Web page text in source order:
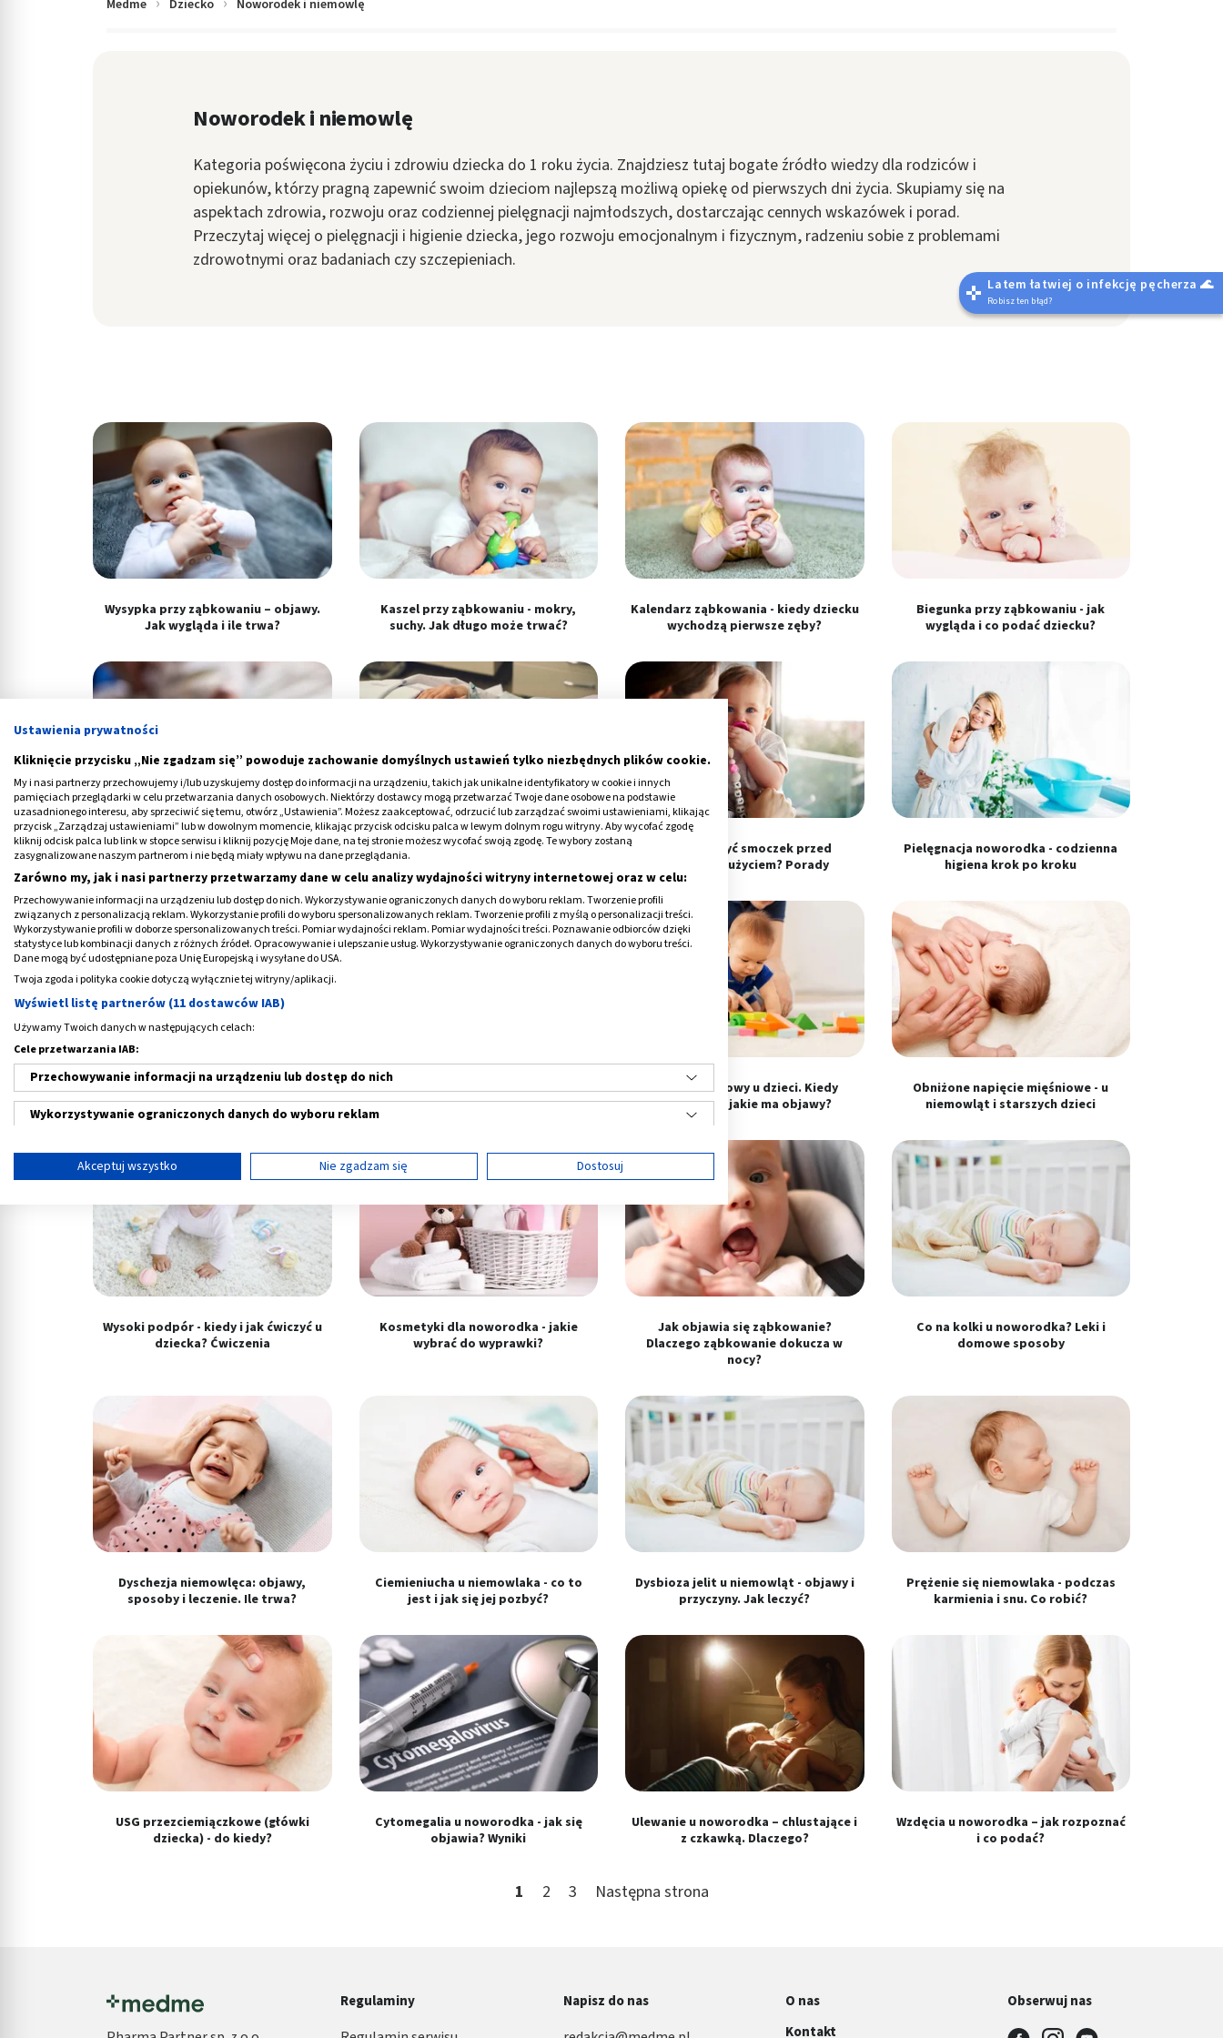
Medme Dziecko Noworodek i niemowlę
Noworodek i niemowlę
Kategoria poświęcona życiu i zdrowiu dziecka do 1 roku życia. Znajdziesz tutaj bogate źródło wiedzy dla rodziców i
opiekunów, którzy pragną zapewnić swoim dzieciom najlepszą możliwą opiekę od pierwszych dni życia. Skupiamy się na
aspektach zdrowia, rozwoju oraz codziennej pielęgnacji najmłodszych, dostarczając cennych wskazówek i porad.
Przeczytaj więcej o pielęgnacji i higienie dziecka, jego rozwoju emocjonalnym i fizycznym, radzeniu sobie z problemami
zdrowotnymi oraz badaniach czy szczepieniach.
Wysypka przy ząbkowaniu – objawy.
Jak wygląda i ile trwa?
Kaszel przy ząbkowaniu - mokry,
suchy. Jak długo może trwać?
Kalendarz ząbkowania - kiedy dziecku
wychodzą pierwsze zęby?
Biegunka przy ząbkowaniu - jak
wygląda i co podać dziecku?
Skala Apgar - co ocenia i co oznaczają
punkty? Interpretacja
Kangurowanie - na czym polega
kontakt skóra do skóry?
Jak wyparzyć smoczek przed
pierwszym użyciem? Porady
Pielęgnacja noworodka - codzienna
higiena krok po kroku
Wzmożone napięcie mięśniowe - kiedy
mija? Objawy i ćwiczenia
Ciemiączko - zapadnięte i wypukłe.
Kiedy zarasta?
Skok rozwojowy u dzieci. Kiedy
występuje i jakie ma objawy?
Obniżone napięcie mięśniowe - u
niemowląt i starszych dzieci
Wysoki podpór - kiedy i jak ćwiczyć u
dziecka? Ćwiczenia
Kosmetyki dla noworodka - jakie
wybrać do wyprawki?
Jak objawia się ząbkowanie?
Dlaczego ząbkowanie dokucza w
nocy?
Co na kolki u noworodka? Leki i
domowe sposoby
Dyschezja niemowlęca: objawy,
sposoby i leczenie. Ile trwa?
Ciemieniucha u niemowlaka - co to
jest i jak się jej pozbyć?
Dysbioza jelit u niemowląt - objawy i
przyczyny. Jak leczyć?
Prężenie się niemowlaka - podczas
karmienia i snu. Co robić?
USG przezciemiączkowe (główki
dziecka) - do kiedy?
Cytomegalia u noworodka - jak się
objawia? Wyniki
Ulewanie u noworodka – chlustające i
z czkawką. Dlaczego?
Wzdęcia u noworodka – jak rozpoznać
i co podać?
1 2 3 Następna strona
Regulaminy Napisz do nas
O nas
Kontakt
Obserwuj nas
Latem łatwiej o infekcję pęcherza 🌊
Robisz ten błąd?
Ustawienia prywatności
Kliknięcie przycisku „Nie zgadzam się” powoduje zachowanie domyślnych ustawień tylko niezbędnych plików cookie.
My i nasi partnerzy przechowujemy i/lub uzyskujemy dostęp do informacji na urządzeniu, takich jak unikalne identyfikatory w cookie i innych
pamięciach przeglądarki w celu przetwarzania danych osobowych. Niektórzy dostawcy mogą przetwarzać Twoje dane osobowe na podstawie
uzasadnionego interesu, aby sprzeciwić się temu, otwórz „Ustawienia”. Możesz zaakceptować, odrzucić lub zarządzać swoimi ustawieniami, klikając
przycisk „Zarządzaj ustawieniami” lub w dowolnym momencie, klikając przycisk odcisku palca w lewym dolnym rogu witryny. Aby wycofać zgodę
kliknij odcisk palca lub link w stopce serwisu i kliknij pozycję Moje dane, na tej stronie możesz wycofać swoją zgodę. Te wybory zostaną
zasygnalizowane naszym partnerom i nie będą miały wpływu na dane przeglądania.
Zarówno my, jak i nasi partnerzy przetwarzamy dane w celu analizy wydajności witryny internetowej oraz w celu:
Przechowywanie informacji na urządzeniu lub dostęp do nich. Wykorzystywanie ograniczonych danych do wyboru reklam. Tworzenie profili
związanych z personalizacją reklam. Wykorzystanie profili do wyboru spersonalizowanych reklam. Tworzenie profili z myślą o personalizacji treści.
Wykorzystywanie profili w doborze spersonalizowanych treści. Pomiar wydajności reklam. Pomiar wydajności treści. Poznawanie odbiorców dzięki
statystyce lub kombinacji danych z różnych źródeł. Opracowywanie i ulepszanie usług. Wykorzystywanie ograniczonych danych do wyboru treści.
Dane mogą być udostępniane poza Unię Europejską i wysyłane do USA.
Twoja zgoda i polityka cookie dotyczą wyłącznie tej witryny/aplikacji.
Wyświetl listę partnerów (11 dostawców IAB)
Używamy Twoich danych w następujących celach:
Cele przetwarzania IAB:
Przechowywanie informacji na urządzeniu lub dostęp do nich
Wykorzystywanie ograniczonych danych do wyboru reklam
Tworzenie profili w celu spersonalizowanych reklam
Tworzenie profili w celu personalizacji treści
Wykorzystywanie profili w celu doboru spersonalizowanych treści
Pomiar efektywności reklam
Pomiar efektywności treści
Wykorzystywanie ograniczonych danych do wyboru treści
Funkcje specjalne IAB:
Użycie dokładnych danych geolokalizacyjnych
Identyfikowanie urządzeń na podstawie aktywnie żądanych informacji
Cele przetwarzania inne niż IAB:
Akceptuj wszystko Nie zgadzam się Dostosuj